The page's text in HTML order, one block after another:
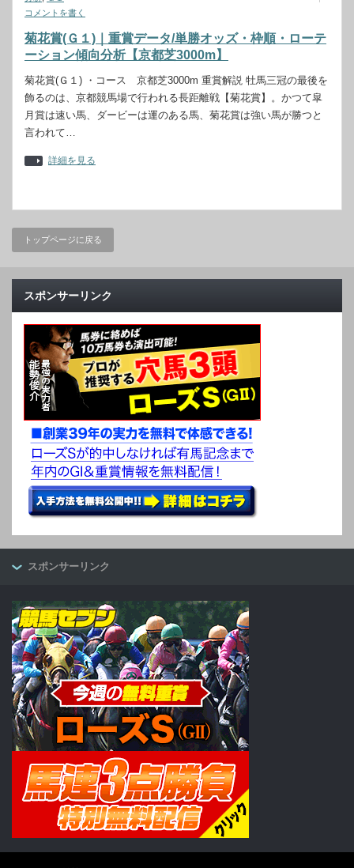
コメントを書く
菊花賞(Ｇ１)｜重賞データ/単勝オッズ・枠順・ローテ
ーション傾向分析【京都芝3000m】
菊花賞(Ｇ１) ・コース 京都芝3000m 重賞解説 牡馬三冠の最後を
飾るのは、京都競馬場で行われる長距離戦【菊花賞】。かつて皐
月賞は速い馬、ダービーは運のある馬、菊花賞は強い馬が勝つと
言われて…
詳細を見る
トップページに戻る
スポンサーリンク
スポンサーリンク